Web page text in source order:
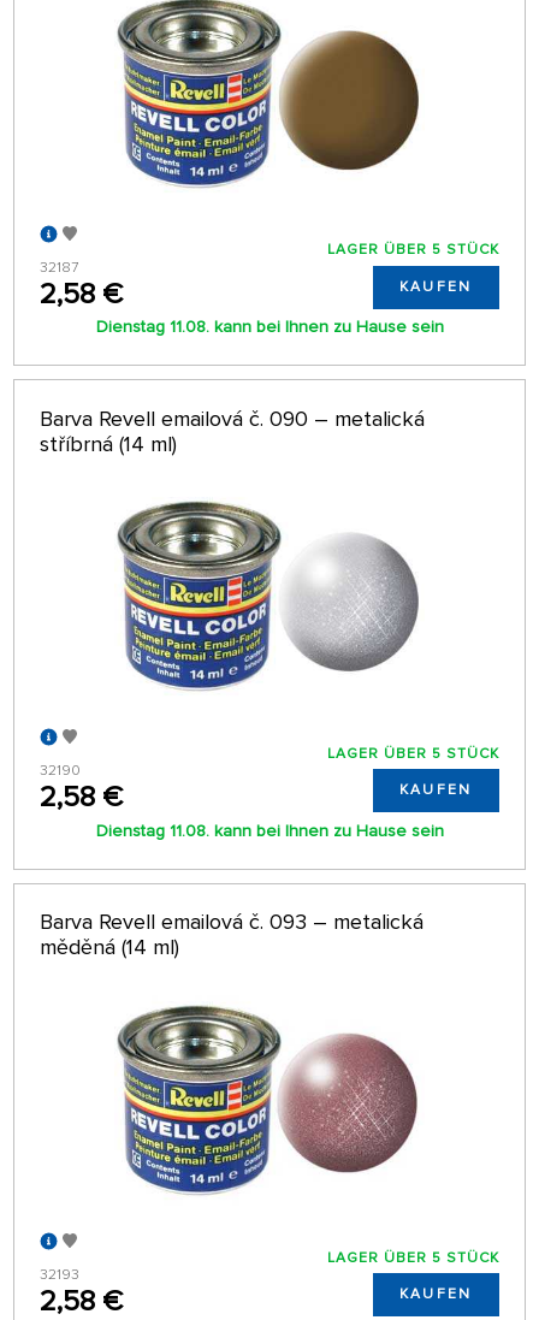
32187
2,58 €
LAGER ÜBER 5 STÜCK
KAUFEN
Dienstag 11.08. kann bei Ihnen zu Hause sein
Barva Revell emailová č. 090 – metalická
stříbrná (14 ml)
32190
2,58 €
LAGER ÜBER 5 STÜCK
KAUFEN
Dienstag 11.08. kann bei Ihnen zu Hause sein
Barva Revell emailová č. 093 – metalická
měděná (14 ml)
32193
2,58 €
LAGER ÜBER 5 STÜCK
KAUFEN